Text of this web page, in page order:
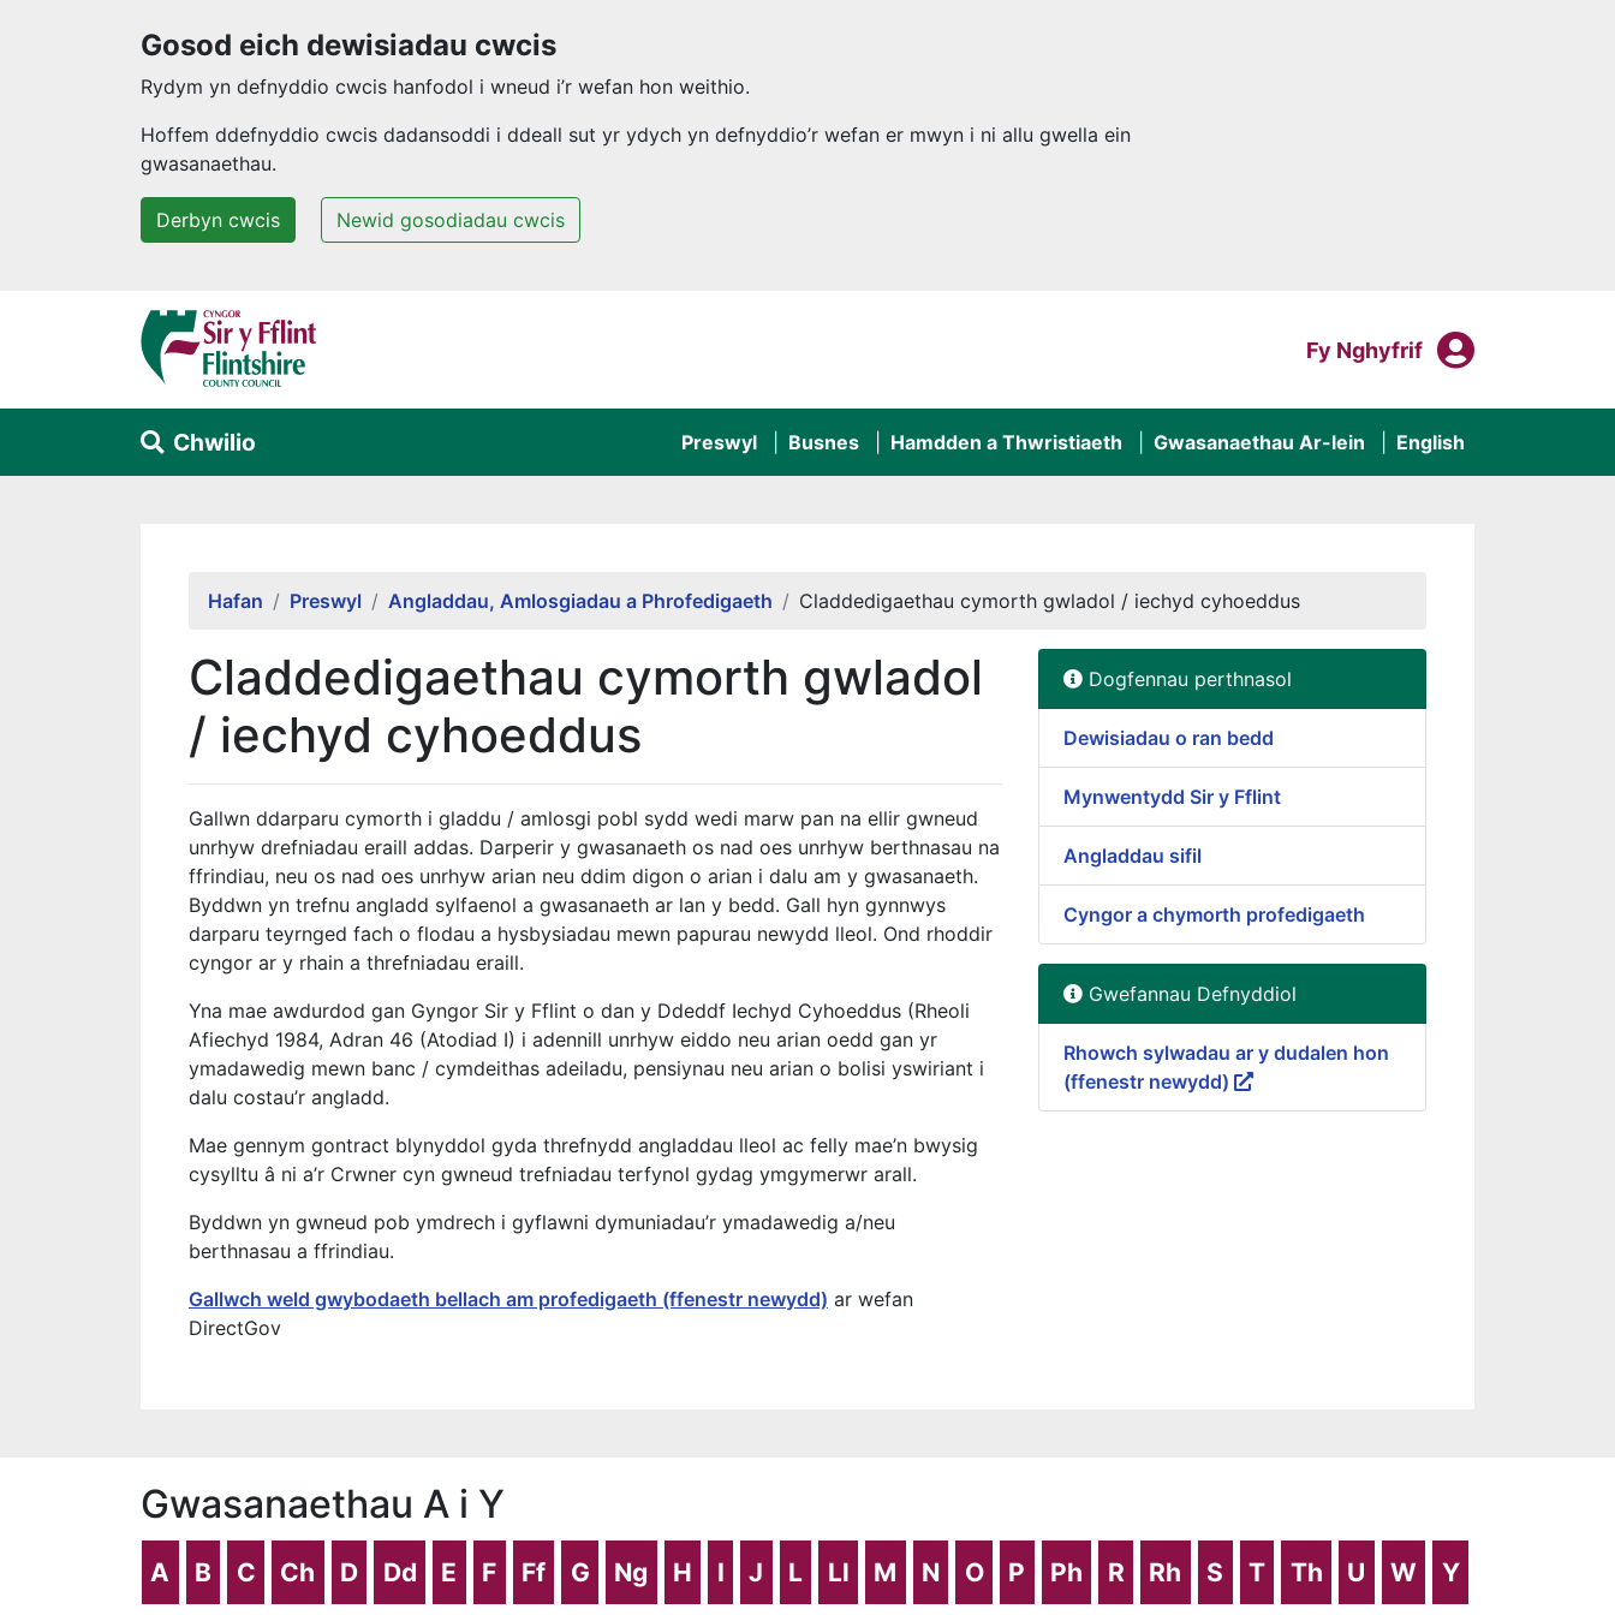
Gosod eich dewisiadau cwcis
Rydym yn defnyddio cwcis hanfodol i wneud i’r wefan hon weithio.
Hoffem ddefnyddio cwcis dadansoddi i ddeall sut yr ydych yn defnyddio’r wefan er mwyn i ni allu gwella ein
gwasanaethau.
Derbyn cwcis Newid gosodiadau cwcis
Neidio i'r prif gynnwys
Mewngofnodi I
Fy Nghyfrif Fy
Chwilio Preswyl Busnes Hamdden a Thwristiaeth Gwasanaethau Ar-lein English
Hafan Preswyl Angladdau, Amlosgiadau a Phrofedigaeth Claddedigaethau cymorth gwladol / iechyd cyhoeddus
Claddedigaethau cymorth gwladol
/ iechyd cyhoeddus
Gallwn ddarparu cymorth i gladdu / amlosgi pobl sydd wedi marw pan na ellir gwneud
unrhyw drefniadau eraill addas. Darperir y gwasanaeth os nad oes unrhyw berthnasau na
ffrindiau, neu os nad oes unrhyw arian neu ddim digon o arian i dalu am y gwasanaeth.
Byddwn yn trefnu angladd sylfaenol a gwasanaeth ar lan y bedd. Gall hyn gynnwys
darparu teyrnged fach o flodau a hysbysiadau mewn papurau newydd lleol. Ond rhoddir
cyngor ar y rhain a threfniadau eraill.
Yna mae awdurdod gan Gyngor Sir y Fflint o dan y Ddeddf Iechyd Cyhoeddus (Rheoli
Afiechyd 1984, Adran 46 (Atodiad I) i adennill unrhyw eiddo neu arian oedd gan yr
ymadawedig mewn banc / cymdeithas adeiladu, pensiynau neu arian o bolisi yswiriant i
dalu costau’r angladd.
Mae gennym gontract blynyddol gyda threfnydd angladdau lleol ac felly mae’n bwysig
cysylltu â ni a’r Crwner cyn gwneud trefniadau terfynol gydag ymgymerwr arall.
Byddwn yn gwneud pob ymdrech i gyflawni dymuniadau’r ymadawedig a/neu
berthnasau a ffrindiau.
Gallwch weld gwybodaeth bellach am profedigaeth (ffenestr newydd) ar wefan
DirectGov
Dogfennau perthnasol
Dewisiadau o ran bedd
Mynwentydd Sir y Fflint
Angladdau sifil
Cyngor a chymorth profedigaeth
Gwefannau Defnyddiol
Rhowch sylwadau ar y dudalen hon
(ffenestr newydd)
Gwasanaethau A i Y
A B C Ch D Dd E F Ff G Ng H I J L Ll M N O P Ph R Rh S T Th U W Y